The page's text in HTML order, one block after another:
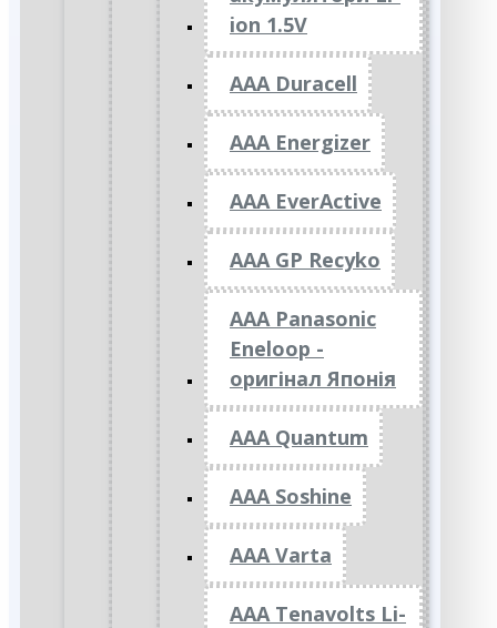
ion 1.5V
AAA Duracell
AAA Energizer
AAA EverActive
AAA GP Recyko
AAA Panasonic
Eneloop -
оригінал Японія
AAA Quantum
AAA Soshine
AAA Varta
AAA Tenavolts Li-